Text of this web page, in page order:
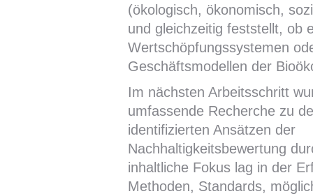
(ökologisch, ökonomisch,
und gleichzeitig feststellt, ob
Wertschöpfungssystemen
Geschäftsmodellen der
Im nächsten Arbeitsschritt
umfassende Recherche zu
identifizierten Ansätzen der
Nachhaltigkeitsbewertung
inhaltliche Fokus lag in der
Methoden, Standards,